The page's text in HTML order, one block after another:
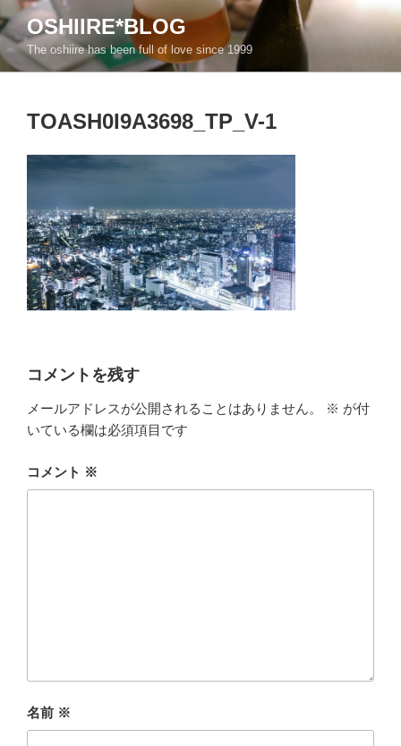
ン
テ
ン
OSHIIRE*BLOG
The oshiire has been full of love since 1999
TOASH0I9A3698_TP_V-1
コメントを残す
メールアドレスが公開されることはありません。 ※ が付
いている欄は必須項目です
コメント ※
名前 ※